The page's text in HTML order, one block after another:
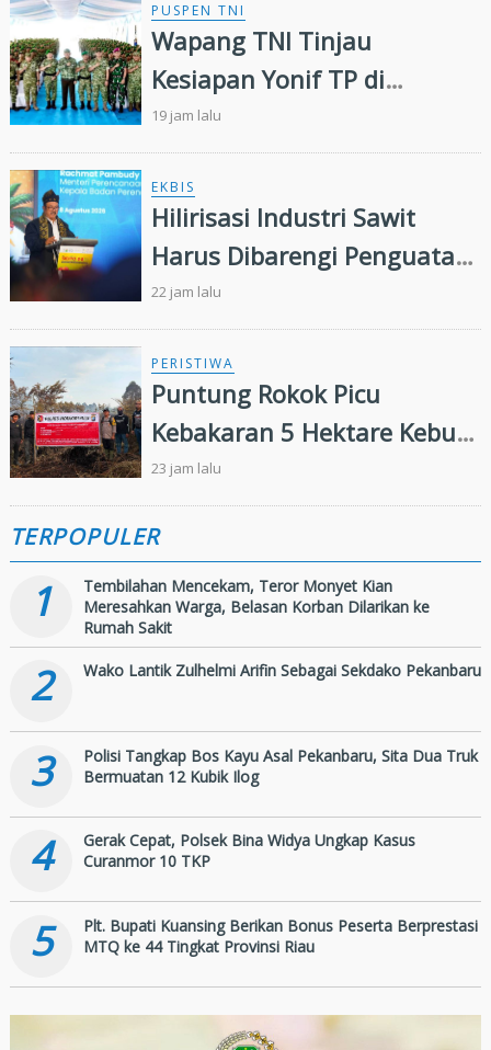
Perambahan Hutan
PUSPEN TNI
Wapang TNI Tinjau
Kesiapan Yonif TP di
Sumatera Utara
19 jam lalu
EKBIS
Hilirisasi Industri Sawit
Harus Dibarengi Penguatan
Ekosistem Hulu hingga Hilir
22 jam lalu
PERISTIWA
Puntung Rokok Picu
Kebakaran 5 Hektare Kebun
Sawit
23 jam lalu
TERPOPULER
1
Tembilahan Mencekam, Teror Monyet Kian
Meresahkan Warga, Belasan Korban Dilarikan ke
Rumah Sakit
2 Wako Lantik Zulhelmi Arifin Sebagai Sekdako Pekanbaru
3
Polisi Tangkap Bos Kayu Asal Pekanbaru, Sita Dua Truk
Bermuatan 12 Kubik Ilog
4
Gerak Cepat, Polsek Bina Widya Ungkap Kasus
Curanmor 10 TKP
5
Plt. Bupati Kuansing Berikan Bonus Peserta Berprestasi
MTQ ke 44 Tingkat Provinsi Riau